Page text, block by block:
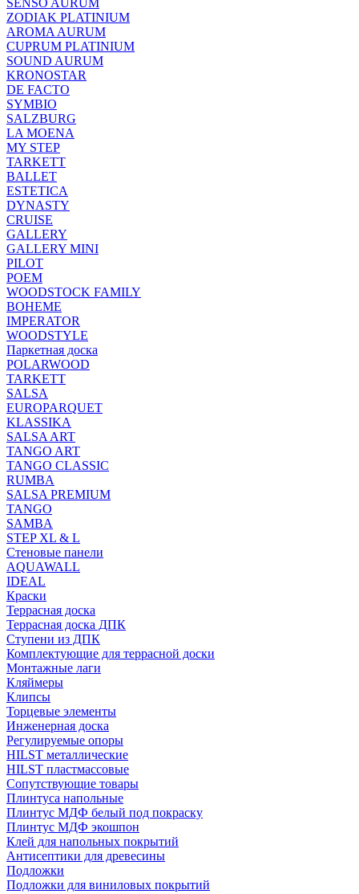
SENSO AURUM
ZODIAK PLATINIUM
AROMA AURUM
CUPRUM PLATINIUM
SOUND AURUM
KRONOSTAR
DE FACTO
SYMBIO
SALZBURG
LA MOENA
MY STEP
TARKETT
BALLET
ESTETICA
DYNASTY
CRUISE
GALLERY
GALLERY MINI
PILOT
POEM
WOODSTOCK FAMILY
BOHEME
IMPERATOR
WOODSTYLE
Паркетная доска
POLARWOOD
TARKETT
SALSA
EUROPARQUET
KLASSIKA
SALSA ART
TANGO ART
TANGO CLASSIC
RUMBA
SALSA PREMIUM
TANGO
SAMBA
STEP XL & L
Стеновые панели
AQUAWALL
IDEAL
Краски
Террасная доска
Террасная доска ДПК
Ступени из ДПК
Комплектующие для террасной доски
Монтажные лаги
Кляймеры
Клипсы
Торцевые элементы
Инженерная доска
Регулируемые опоры
HILST металлические
HILST пластмассовые
Сопутствующие товары
Плинтуса напольные
Плинтус МДФ белый под покраску
Плинтус МДФ экошпон
Клей для напольных покрытий
Антисептики для древесины
Подложки
Подложки для виниловых покрытий